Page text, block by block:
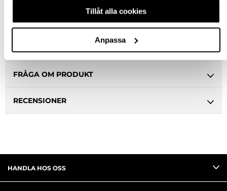
Tillåt alla cookies
Anpassa
BESKRIVNING & FILER
FRÅGA OM PRODUKT
RECENSIONER
HANDLA HOS OSS